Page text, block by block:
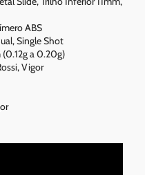
ABS
Single Shot
(0.12g a 0.20g)
Vigor